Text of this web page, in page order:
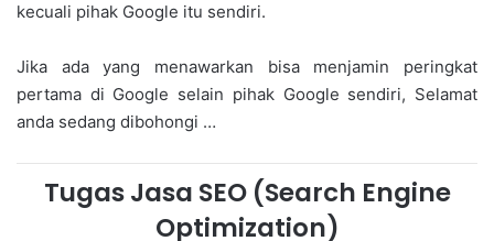
kecuali pihak Google itu sendiri.
Jika ada yang menawarkan bisa menjamin peringkat
pertama di Google selain pihak Google sendiri, Selamat
anda sedang dibohongi …
Tugas Jasa SEO (Search Engine
Optimization)